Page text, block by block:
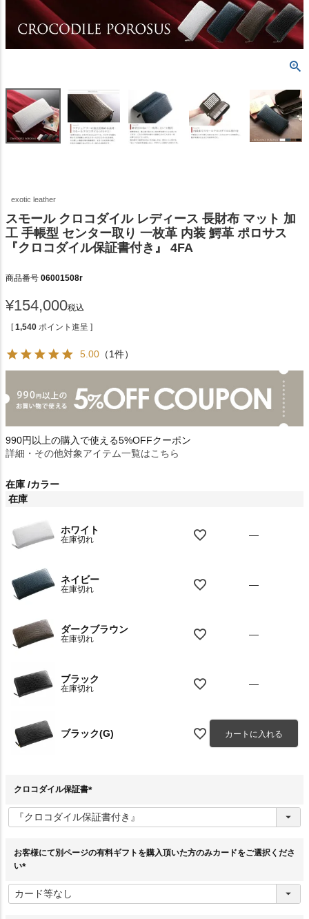
exotic leather
スモール クロコダイル レディース 長財布 マット 加
工 手帳型 センター取り 一枚革 内装 鰐革 ポロサス
『クロコダイル保証書付き』 4FA
商品番号 06001508r
¥154,000税込
[ 1,540 ポイント進呈 ]
5.00 （1件）
990円以上の購入で使える5%OFFクーポン
詳細・その他対象アイテム一覧はこちら
在庫 カラー
在庫
ホワイト
在庫切れ —
ネイビー
在庫切れ —
ダークブラウン
在庫切れ —
ブラック
在庫切れ —
ブラック(G) カートに入れる
クロコダイル保証書
必
須
お客様にて別ページの有料ギフトを購入頂いた方のみカードをご選択くださ
い
必
須